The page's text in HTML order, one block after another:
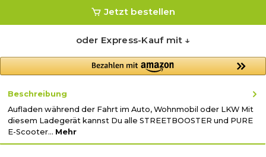
Jetzt bestellen
oder Express-Kauf mit ↓
Beschreibung
Aufladen während der Fahrt im Auto, Wohnmobil oder LKW Mit
diesem Ladegerät kannst Du alle STREETBOOSTER und PURE
E-Scooter… Mehr